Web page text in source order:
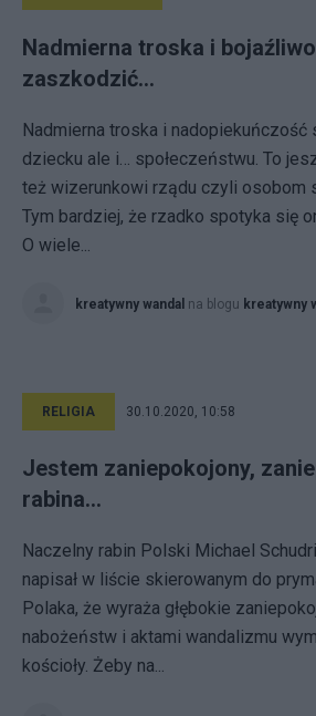
Nadmierna troska i
zaszkodzić…
Nadmierna troska i
dziecku ale i… społeczeństwu. To
też wizerunkowi rządu czyli osobom
Tym bardziej, że rzadko spotyka się
O wiele...
kreatywny wandal na blogu kreatywny
RELIGIA 30.10.2020, 10:58
Jestem zaniepokojony,
rabina…
Naczelny rabin Polski Michael
napisał w liście skierowanym do
Polaka, że wyraża głębokie
nabożeństw i aktami wandalizmu
kościoły. Żeby na...